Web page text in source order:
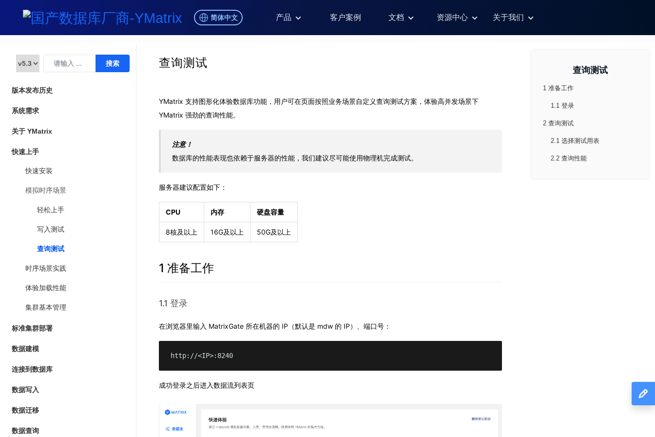
简体中文 产品 客户案例 文档 资源中心 关于我们
版本发布历史
系统需求
关于 YMatrix
快速上手
快速安装
模拟时序场景
轻松上手
写入测试
查询测试
时序场景实践
体验加载性能
集群基本管理
标准集群部署
数据建模
连接到数据库
数据写入
数据迁移
数据查询
查询测试
YMatrix 支持图形化体验数据库功能，用户可在页面按照业务场景自定义查询测试方案，体验高并发场景下
YMatrix 强劲的查询性能。
注意！
数据库的性能表现也依赖于服务器的性能，我们建议尽可能使用物理机完成测试。
服务器建议配置如下：
CPU 内存 硬盘容量
8核及以上 16G及以上 50G及以上
1 准备工作
1.1 登录
在浏览器里输入 MatrixGate 所在机器的 IP（默认是 mdw 的 IP）、端口号：
http://<IP>:8240
成功登录之后进入数据流列表页
查询测试
1 准备工作
1.1 登录
2 查询测试
2.1 选择测试用表
2.2 查询性能